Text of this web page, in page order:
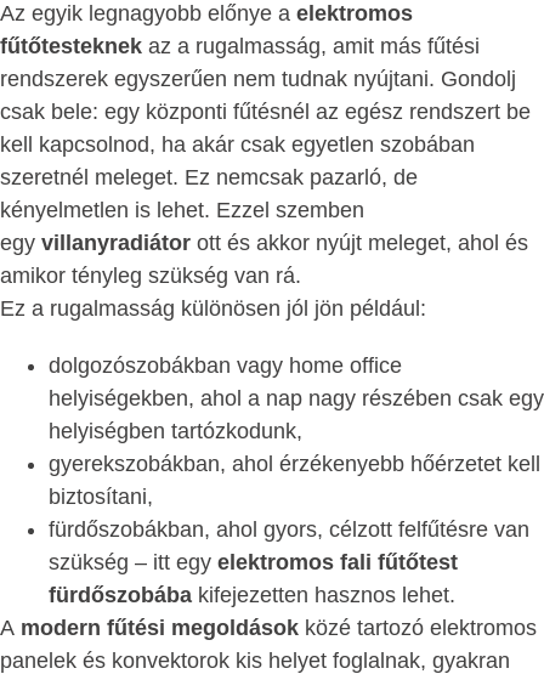
Az egyik legnagyobb előnye a elektromos
fűtőtesteknek az a rugalmasság, amit más fűtési
rendszerek egyszerűen nem tudnak nyújtani. Gondolj
csak bele: egy központi fűtésnél az egész rendszert be
kell kapcsolnod, ha akár csak egyetlen szobában
szeretnél meleget. Ez nemcsak pazarló, de
kényelmetlen is lehet. Ezzel szemben
egy villanyradiátor ott és akkor nyújt meleget, ahol és
amikor tényleg szükség van rá.
Ez a rugalmasság különösen jól jön például:
dolgozószobákban vagy home office
helyiségekben, ahol a nap nagy részében csak egy
helyiségben tartózkodunk,
gyerekszobákban, ahol érzékenyebb hőérzetet kell
biztosítani,
fürdőszobákban, ahol gyors, célzott felfűtésre van
szükség – itt egy elektromos fali fűtőtest
fürdőszobába kifejezetten hasznos lehet.
A modern fűtési megoldások közé tartozó elektromos
panelek és konvektorok kis helyet foglalnak, gyakran